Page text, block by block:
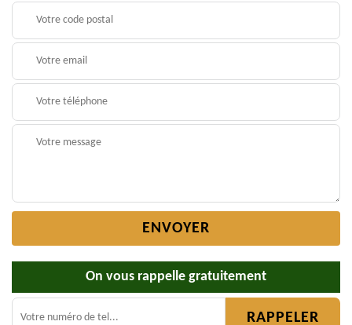
On vous rappelle gratuitement